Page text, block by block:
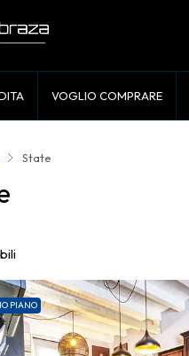
VOGLIO COMPRARE
State
PIANO